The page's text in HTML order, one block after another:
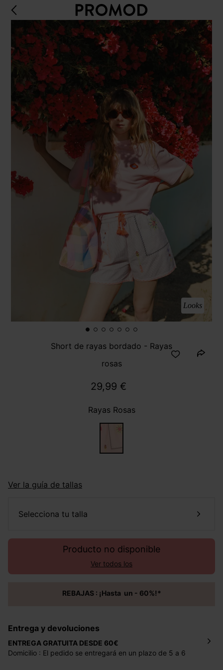
Looks
Short de rayas bordado - Rayas
rosas
29,99 €
Rayas Rosas
Ver la guía de tallas
selecciona tu talla
Producto no disponible
Ver todos los
REBAJAS : ¡Hasta un - 60%!*
Entrega y devoluciones
ENTREGA GRATUITA DESDE 60€
Domicilio : El pedido se entregará en un plazo de 5 a 6